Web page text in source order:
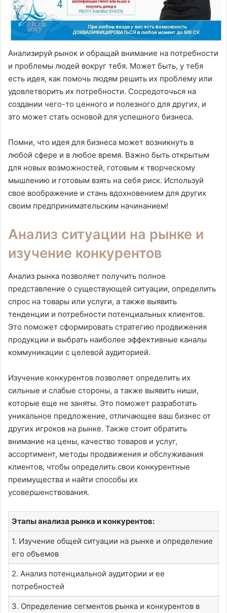
Анализируй рынок и обращай внимание на потребности
и проблемы людей вокруг тебя. Может быть, у тебя
есть идея, как помочь людям решить их проблему или
удовлетворить их потребности. Сосредоточься на
создании чего-то ценного и полезного для других, и
это может стать основой для успешного бизнеса.
Помни, что идея для бизнеса может возникнуть в
любой сфере и в любое время. Важно быть открытым
для новых возможностей, готовым к творческому
мышлению и готовым взять на себя риск. Используй
свое воображение и стань вдохновением для других
своим предпринимательским начинанием!
Анализ ситуации на рынке и
изучение конкурентов
Анализ рынка позволяет получить полное
представление о существующей ситуации, определить
спрос на товары или услуги, а также выявить
тенденции и потребности потенциальных клиентов.
Это поможет сформировать стратегию продвижения
продукции и выбрать наиболее эффективные каналы
коммуникации с целевой аудиторией.
Изучение конкурентов позволяет определить их
сильные и слабые стороны, а также выявить ниши,
которые еще не заняты. Это поможет разработать
уникальное предложение, отличающее ваш бизнес от
других игроков на рынке. Также стоит обратить
внимание на цены, качество товаров и услуг,
ассортимент, методы продвижения и обслуживания
клиентов, чтобы определить свои конкурентные
преимущества и найти способы их
усовершенствования.
Этапы анализа рынка и конкурентов:
1. Изучение общей ситуации на рынке и определение
его объемов
2. Анализ потенциальной аудитории и ее
потребностей
3. Определение сегментов рынка и конкурентов в